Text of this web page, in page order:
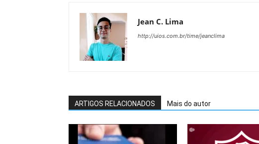
Jean C. Lima
http://uios.com.br/time/jeanclima
ARTIGOS RELACIONADOS Mais do autor